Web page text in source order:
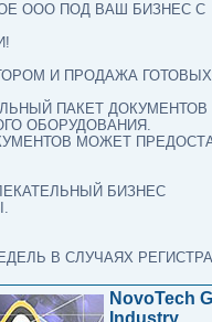
ООО ПОД ВАШ БИЗНЕС С
И ПРОДАЖА
ПАКЕТ ДОКУМЕНТОВ
ОБОРУДОВАНИЯ.
МОЖЕТ
БИЗНЕС
В СЛУЧАЯХ
NovoTech
Industry